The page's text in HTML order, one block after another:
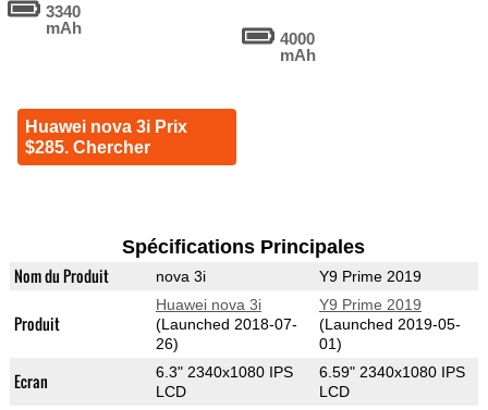
3340
mAh
Huawei nova 3i Prix
$285. Chercher
4000
mAh
Spécifications Principales
Nom du Produit nova 3i Y9 Prime 2019
Produit
Huawei nova 3i
(Launched 2018-07-
26)
Y9 Prime 2019
(Launched 2019-05-
01)
Ecran
6.3" 2340x1080 IPS
LCD
6.59" 2340x1080 IPS
LCD